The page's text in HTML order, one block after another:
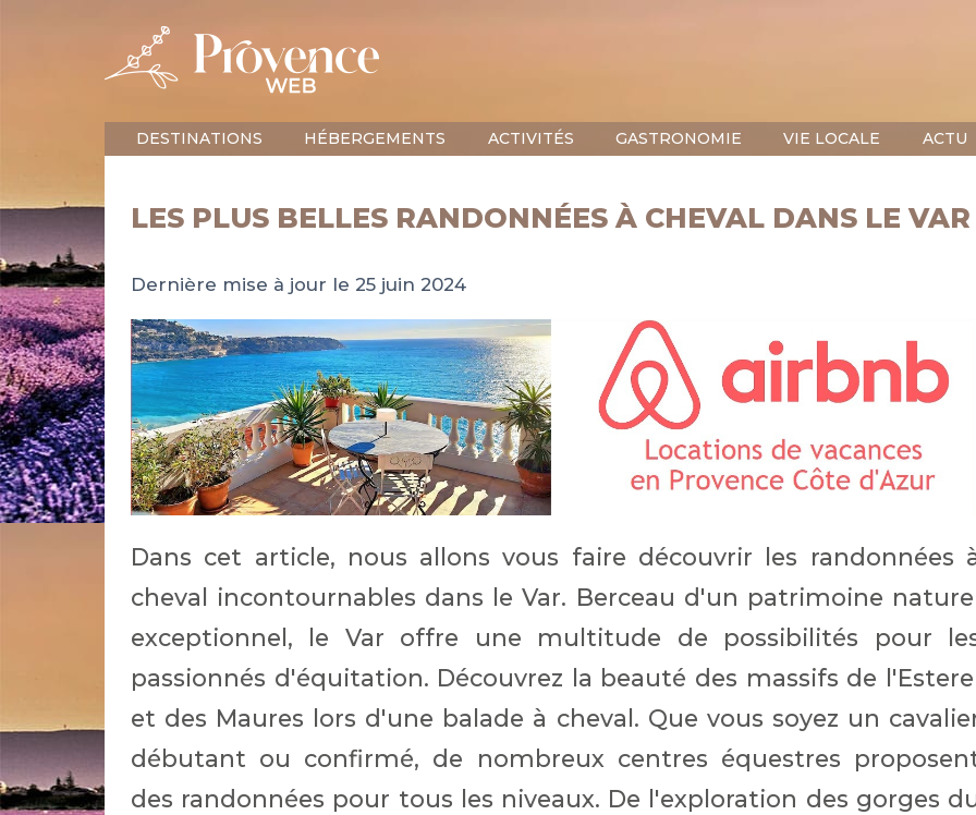
DESTINATIONS HÉBERGEMENTS ACTIVITÉS GASTRONOMIE VIE LOCALE ACTU
LES PLUS BELLES RANDONNÉES À CHEVAL DANS LE VAR
Dernière mise à jour le 25 juin 2024
Dans cet article, nous allons vous faire découvrir les randonnées
cheval incontournables dans le Var. Berceau d'un patrimoine
exceptionnel, le Var offre une multitude de possibilités pour
passionnés d'équitation. Découvrez la beauté des massifs de
et des Maures lors d'une balade à cheval. Que vous soyez un
débutant ou confirmé, de nombreux centres équestres
des randonnées pour tous les niveaux. De l'exploration des gorges